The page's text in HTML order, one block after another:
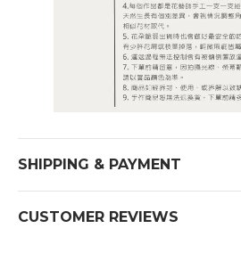
SHIPPING & PAYMENT
CUSTOMER REVIEWS